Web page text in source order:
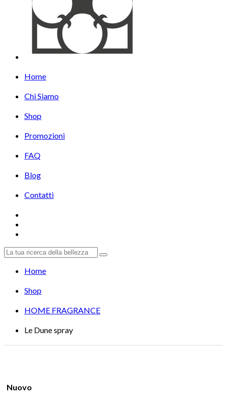
Home
Chi Siamo
Shop
Promozioni
FAQ
Blog
Contatti
Home
Shop
HOME FRAGRANCE
Le Dune spray
Nuovo